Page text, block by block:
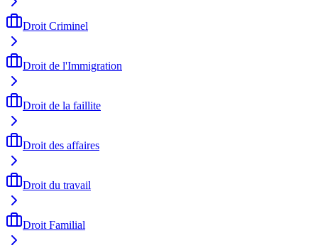
Droit Criminel
Droit de l'Immigration
Droit de la faillite
Droit des affaires
Droit du travail
Droit Familial